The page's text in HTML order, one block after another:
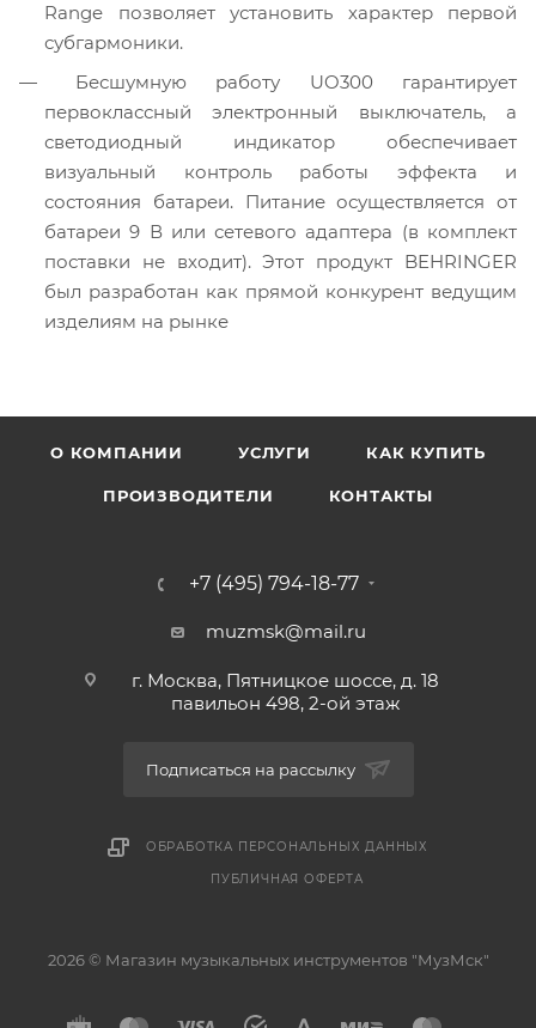
Range позволяет установить характер первой
субгармоники.
Бесшумную работу UO300 гарантирует
первоклассный электронный выключатель, а
светодиодный индикатор обеспечивает
визуальный контроль работы эффекта и
состояния батареи. Питание осуществляется от
батареи 9 В или сетевого адаптера (в комплект
поставки не входит). Этот продукт BEHRINGER
был разработан как прямой конкурент ведущим
изделиям на рынке
О КОМПАНИИ УСЛУГИ КАК КУПИТЬ
ПРОИЗВОДИТЕЛИ КОНТАКТЫ
+7 (495) 794-18-77
muzmsk@mail.ru
г. Москва, Пятницкое шоссе, д. 18
павильон 498, 2-ой этаж
Подписаться на рассылку
ОБРАБОТКА ПЕРСОНАЛЬНЫХ ДАННЫХ
ПУБЛИЧНАЯ ОФЕРТА
2026 © Магазин музыкальных инструментов "МузМск"